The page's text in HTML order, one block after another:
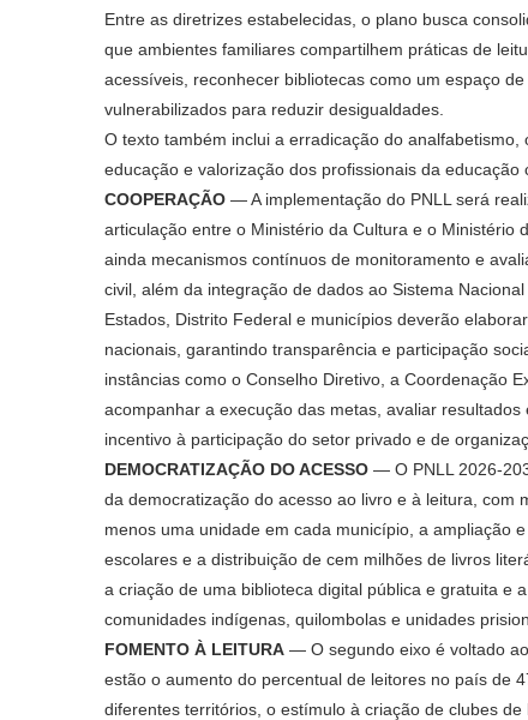
Entre as diretrizes estabelecidas, o plano busca
que ambientes familiares compartilhem práticas de
acessíveis, reconhecer bibliotecas como um espaço
vulnerabilizados para reduzir desigualdades.
O texto também inclui a erradicação do
educação e valorização dos profissionais da educação
COOPERAÇÃO — A implementação do PNLL será
articulação entre o Ministério da Cultura e o Ministério
ainda mecanismos contínuos de monitoramento e
civil, além da integração de dados ao Sistema
Estados, Distrito Federal e municípios deverão
nacionais, garantindo transparência e participação
instâncias como o Conselho Diretivo, a Coordenação
acompanhar a execução das metas, avaliar
incentivo à participação do setor privado e de
DEMOCRATIZAÇÃO DO ACESSO — O PNLL 2026-
da democratização do acesso ao livro e à leitura,
menos uma unidade em cada município, a ampliação
escolares e a distribuição de cem milhões de livros
a criação de uma biblioteca digital pública e gratuita e
comunidades indígenas, quilombolas e unidades
FOMENTO À LEITURA — O segundo eixo é voltado
estão o aumento do percentual de leitores no país de
diferentes territórios, o estímulo à criação de clubes